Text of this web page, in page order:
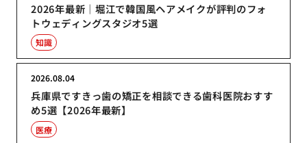
2026年最新｜堀江で韓国風ヘアメイクが評判のフォ
トウェディングスタジオ5選
知識
兵庫県ですきっ歯の矯正を相談できる歯科医院おすす
め5選【2026年最新】
2026.08.04
医療